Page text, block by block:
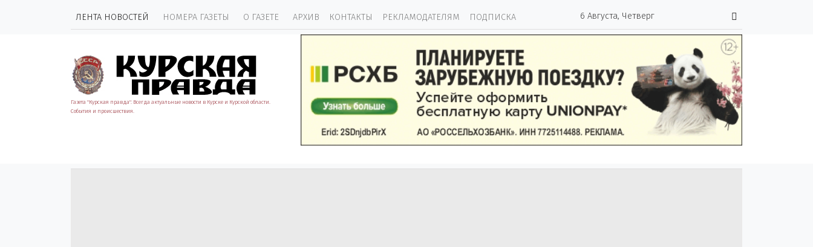
ЛЕНТА НОВОСТЕЙ НОМЕРА ГАЗЕТЫ О ГАЗЕТЕ АРХИВ КОНТАКТЫ РЕКЛАМОДАТЕЛЯМ ПОДПИСКА 6 Августа, Четверг
Газета "Курская правда". Всегда актуальные новости в Курске и Курской области.
События и происшествия.